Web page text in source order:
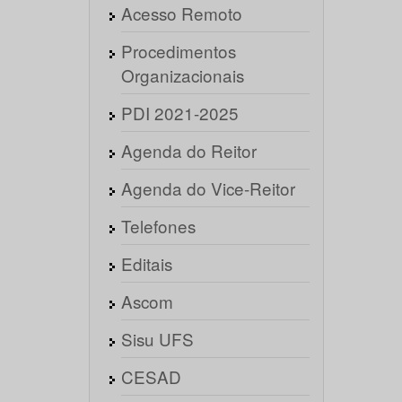
Acesso Remoto
Procedimentos
Organizacionais
PDI 2021-2025
Agenda do Reitor
Agenda do Vice-Reitor
Telefones
Editais
Ascom
Sisu UFS
CESAD